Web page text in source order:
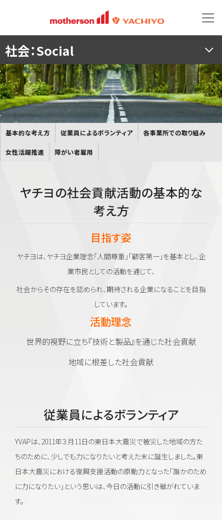
社会：Social
基本的な考え方 従業員によるボランティア 各事業所での取り組み
女性活躍推進 障がい者雇用
ヤチヨの社会貢献活動の基本的な
考え方
目指す姿
ヤチヨは、ヤチヨ企業理念「人間尊重」「顧客第一」を基本とし、企
業市民としての活動を通じて、
社会からその存在を認められ、期待される企業になることを目指
しています。
活動理念
世界的視野に立ち『技術と製品』を通じた社会貢献
地域に根差した社会貢献
従業員によるボランティア
YVAPは、2011年３月11日の東日本大震災で被災した地域の方た
ちのために、少しでも力になりたいと考えた末に誕生しました。東
日本大震災における復興支援活動の原動力となった「誰かのため
に力になりたい」という思いは、今日の活動に引き継がれていま
す。